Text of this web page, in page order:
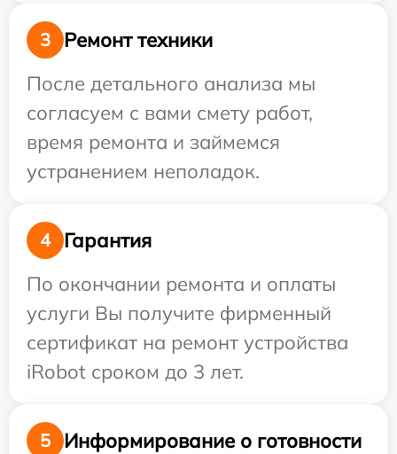
3
Ремонт техники
После детального анализа мы
согласуем с вами смету работ,
время ремонта и займемся
устранением неполадок.
4
Гарантия
По окончании ремонта и оплаты
услуги Вы получите фирменный
сертификат на ремонт устройства
iRobot сроком до 3 лет.
5
Информирование о готовности